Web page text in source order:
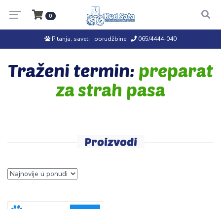
0
Pitanja, saveti i porudžbine 065/4444-040
Traženi termin: preparat
za strah pasa
Proizvodi